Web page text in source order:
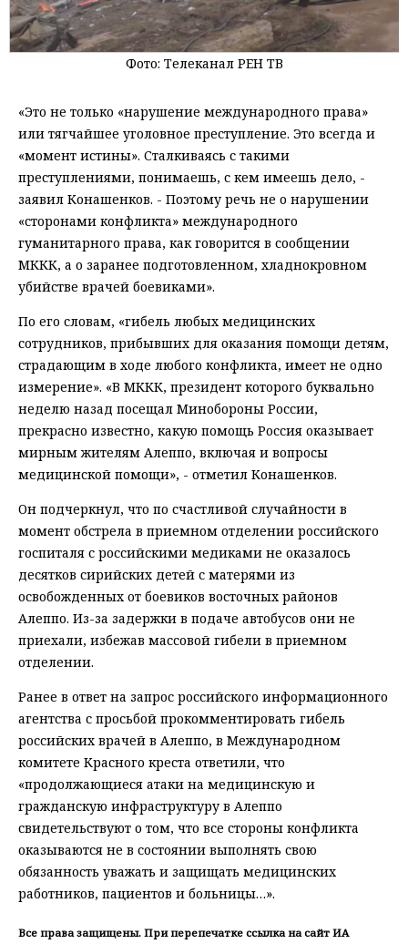
Фото: Телеканал РЕН ТВ
«Это не только «нарушение международного права»
или тягчайшее уголовное преступление. Это всегда и
«момент истины». Сталкиваясь с такими
преступлениями, понимаешь, с кем имеешь дело, -
заявил Конашенков. - Поэтому речь не о нарушении
«сторонами конфликта» международного
гуманитарного права, как говорится в сообщении
МККК, а о заранее подготовленном, хладнокровном
убийстве врачей боевиками».
По его словам, «гибель любых медицинских
сотрудников, прибывших для оказания помощи детям,
страдающим в ходе любого конфликта, имеет не одно
измерение». «В МККК, президент которого буквально
неделю назад посещал Минобороны России,
прекрасно известно, какую помощь Россия оказывает
мирным жителям Алеппо, включая и вопросы
медицинской помощи», - отметил Конашенков.
Он подчеркнул, что по счастливой случайности в
момент обстрела в приемном отделении российского
госпиталя с российскими медиками не оказалось
десятков сирийских детей с матерями из
освобожденных от боевиков восточных районов
Алеппо. Из-за задержки в подаче автобусов они не
приехали, избежав массовой гибели в приемном
отделении.
Ранее в ответ на запрос российского информационного
агентства с просьбой прокомментировать гибель
российских врачей в Алеппо, в Международном
комитете Красного креста ответили, что
«продолжающиеся атаки на медицинскую и
гражданскую инфраструктуру в Алеппо
свидетельствуют о том, что все стороны конфликта
оказываются не в состоянии выполнять свою
обязанность уважать и защищать медицинских
работников, пациентов и больницы…».
Все права защищены. При перепечатке ссылка на сайт ИА